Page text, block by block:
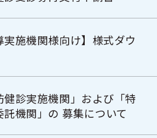
実施機関様向け】様式ダウ
健診実施機関」および「特
機関」の 募集について